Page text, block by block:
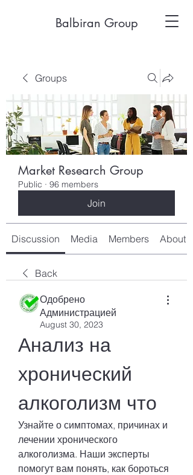
Balbiran Group
Groups
Market Research Group
Public · 96 members
Join
Discussion Media Members About
Back
Одобрено
Администрацией
August 30, 2023
Анализ на
хронический
алкоголизм что
Узнайте о симптомах, причинах и
лечении хронического
алкоголизма. Наши эксперты
помогут вам понять, как бороться